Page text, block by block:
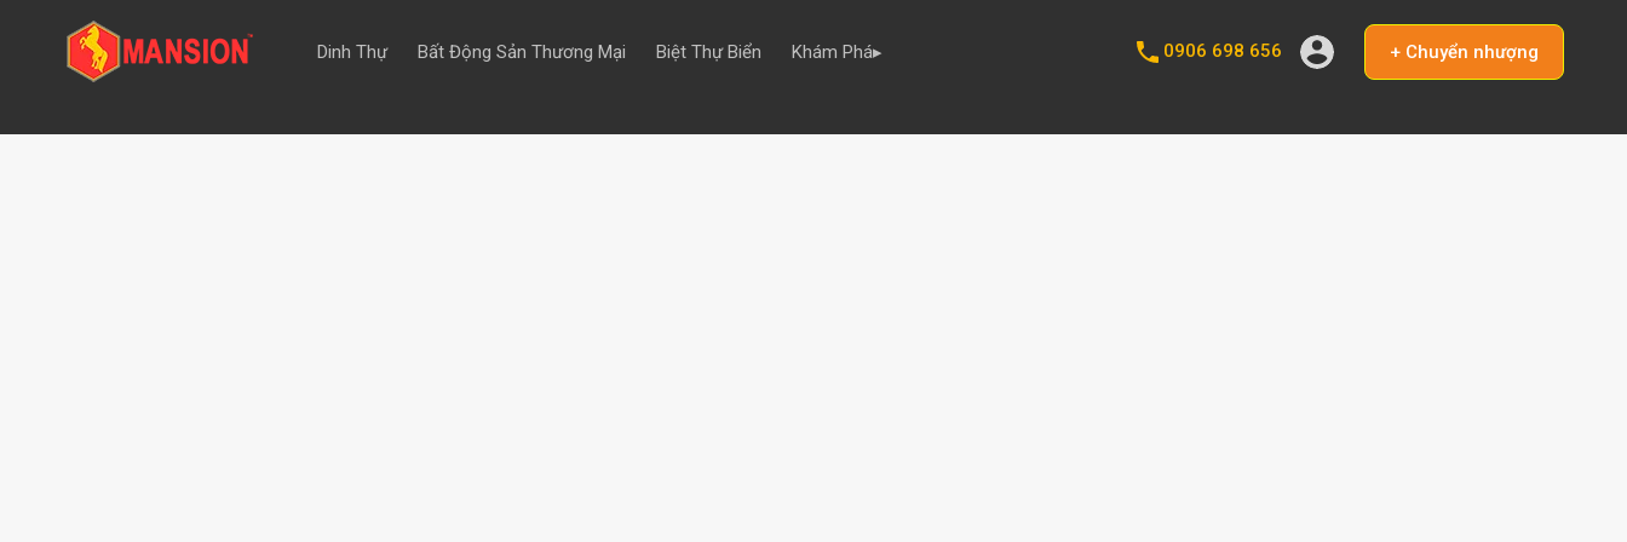
Dinh Thự Bất Động Sản Thương Mại Biệt Thự Biển Khám Phá▸ 0906 698 656 + Chuyển nhượng